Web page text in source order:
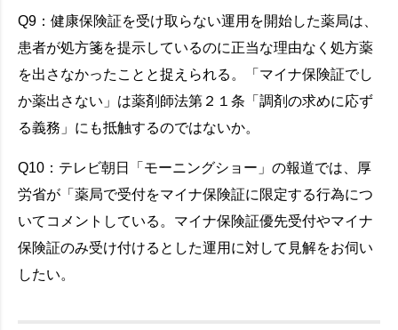
Q9：健康保険証を受け取らない運用を開始した薬局は、
患者が処方箋を提示しているのに正当な理由なく処方薬
を出さなかったことと捉えられる。「マイナ保険証でし
か薬出さない」は薬剤師法第２１条「調剤の求めに応ず
る義務」にも抵触するのではないか。
Q10：テレビ朝日「モーニングショー」の報道では、厚
労省が「薬局で受付をマイナ保険証に限定する行為につ
いてコメントしている。マイナ保険証優先受付やマイナ
保険証のみ受け付けるとした運用に対して見解をお伺い
したい。